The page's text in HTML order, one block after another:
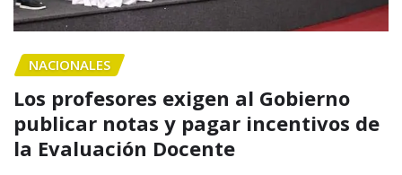
NACIONALES
Los profesores exigen al Gobierno
publicar notas y pagar incentivos de
la Evaluación Docente